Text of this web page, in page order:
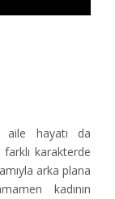
hayatı da
karakterde
arka plana
kadının